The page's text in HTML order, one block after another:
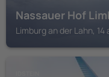
Nassauer Hof
Limburg an der Lahn,